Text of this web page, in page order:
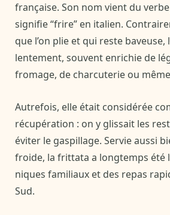
française. Son nom vient du verbe
signifie “frire” en italien.
que l’on plie et qui reste
lentement, souvent enrichie de
fromage, de charcuterie ou
Autrefois, elle était considérée
récupération : on y glissait les
éviter le gaspillage. Servie aussi
froide, la frittata a longtemps été
niques familiaux et des repas
Sud.